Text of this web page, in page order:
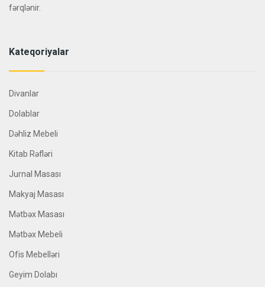
fərqlənir.
Kateqoriyalar
Divanlar
Dolablar
Dəhliz Mebeli
Kitab Rəfləri
Jurnal Masası
Makyaj Masası
Mətbəx Masası
Mətbəx Mebeli
Ofis Mebelləri
Geyim Dolabı